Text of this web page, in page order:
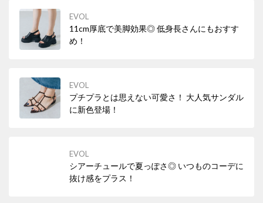
EVOL
11cm厚底で美脚効果◎ 低身長さんにもおすす
め！
EVOL
プチプラとは思えない可愛さ！ 大人気サンダル
に新色登場！
EVOL
シアーチュールで夏っぽさ◎ いつものコーデに
抜け感をプラス！